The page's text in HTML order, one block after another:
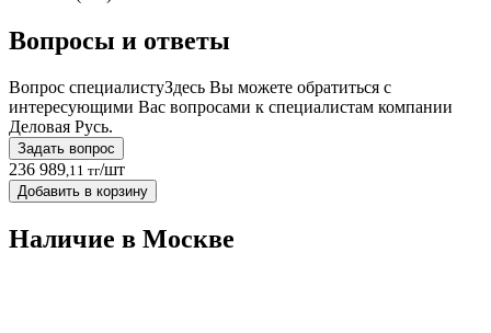
Вопросы и ответы
Вопрос специалистуЗдесь Вы можете обратиться с
интересующими Вас вопросами к специалистам компании
Деловая Русь.
Задать вопрос
236 989,11 тг/шт
Добавить в корзину
Наличие в Москвe